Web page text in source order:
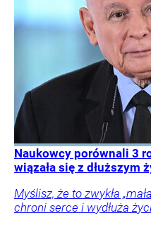
Naukowcy porównali 3
wiązała się z dłuższym
Myślisz, że to zwykła
chroni serce i wydłuża